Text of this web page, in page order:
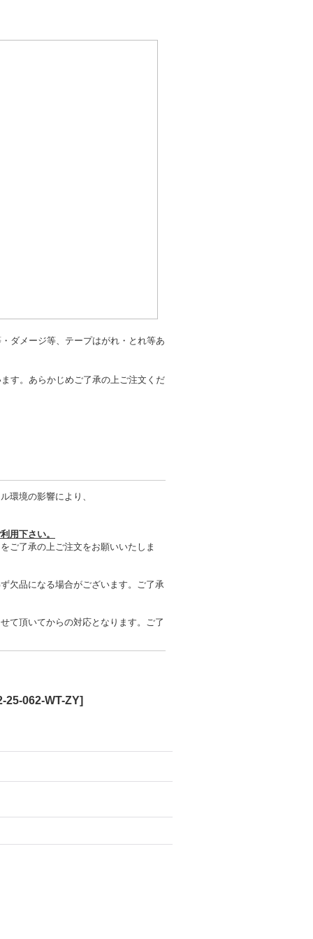
ダメージ等、テープはがれ・とれ等あ
す。あらかじめご了承の上ご注文くだ
環境の影響により、
用下さい。
ご了承の上ご注文をお願いいたしま
欠品になる場合がございます。ご了承
て頂いてからの対応となります。ご了
25-062-WT-ZY]